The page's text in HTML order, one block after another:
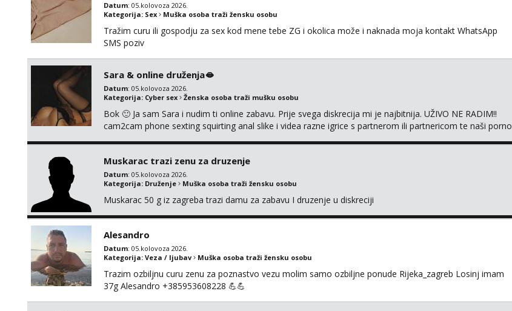
Datum: 05.kolovoza 2026.
Kategorija: Sex Muška osoba traži žensku osobu
Tražim curu ili gospodju za sex kod mene tebe ZG i okolica može i naknada moja kontakt WhatsApp
SMS poziv
Sara & online druženja🫦
Datum: 05.kolovoza 2026.
Kategorija: Cyber sex Ženska osoba traži mušku osobu
Bok 🙂 Ja sam Sara i nudim ti online zabavu. Prije svega diskrecija mi je najbitnija. UŽIVO NE RADIM!!
cam2cam phone sexting squirting anal slike i videa razne igrice s partnerom ili partnericom te naši porno
Muskarac trazi zenu za druzenje
Datum: 05.kolovoza 2026.
Kategorija: Druženje Muška osoba traži žensku osobu
Muskarac 50 g iz zagreba trazi damu za zabavu I druzenje u diskreciji
Alesandro
Datum: 05.kolovoza 2026.
Kategorija: Veza / ljubav Muška osoba traži žensku osobu
Trazim ozbiljnu curu zenu za poznastvo vezu molim samo ozbiljne ponude Rijeka_zagreb Losinj imam
37g Alesandro +385953608228 💪💪